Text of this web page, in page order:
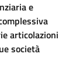
e
articolazioni
società